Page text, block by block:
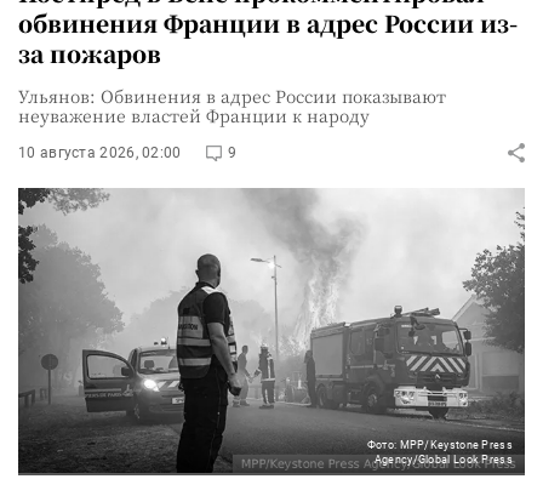
обвинения Франции в адрес России из-
за пожаров
Ульянов: Обвинения в адрес России показывают
неуважение властей Франции к народу
10 августа 2026, 02:00 9
Фото: MPP/Keystone Press
Agency/Global Look Press